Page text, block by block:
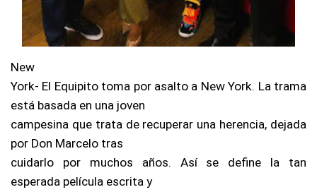
New
York- El Equipito toma por asalto a New York. La trama
está basada en una joven
campesina que trata de recuperar una herencia, dejada
por Don Marcelo tras
cuidarlo por muchos años. Así se define la tan
esperada película escrita y